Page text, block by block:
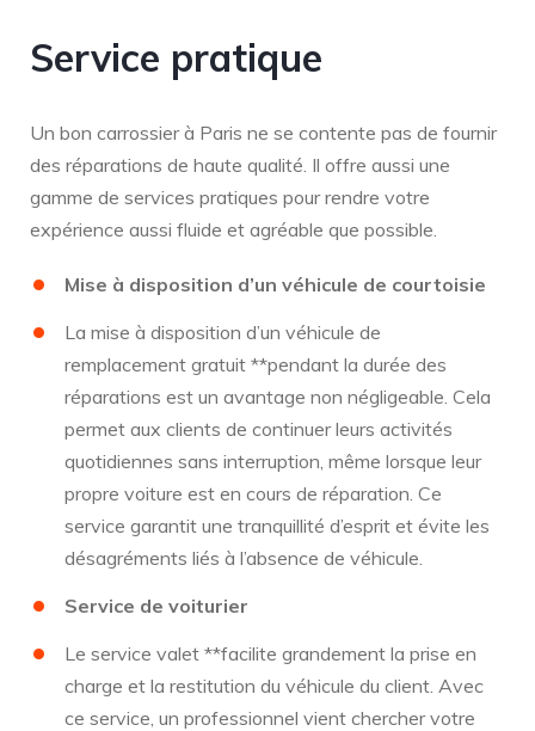
Service pratique
Un bon carrossier à Paris ne se contente pas de fournir
des réparations de haute qualité. Il offre aussi une
gamme de services pratiques pour rendre votre
expérience aussi fluide et agréable que possible.
Mise à disposition d’un véhicule de courtoisie
La mise à disposition d’un véhicule de
remplacement gratuit **pendant la durée des
réparations est un avantage non négligeable. Cela
permet aux clients de continuer leurs activités
quotidiennes sans interruption, même lorsque leur
propre voiture est en cours de réparation. Ce
service garantit une tranquillité d’esprit et évite les
désagréments liés à l’absence de véhicule.
Service de voiturier
Le service valet **facilite grandement la prise en
charge et la restitution du véhicule du client. Avec
ce service, un professionnel vient chercher votre